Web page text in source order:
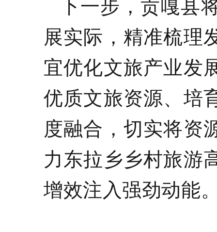
下一步， 贡嘎县
展实际，精准梳理
宜优化文旅产业发
优质文旅资源、培
度融合，切实将资
力东拉乡乡村旅游
增效注入强劲动能